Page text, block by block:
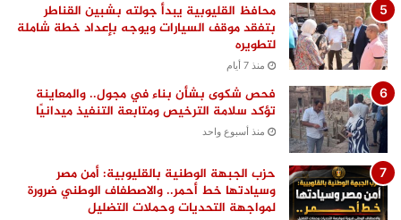
محافظ القليوبية يبدأ جولته بشبين القناطر
بتفقد موقف السيارات ويوجه بإعداد خطة شاملة
لتطويره
منذ 7 أيام
فحص شكوى بشأن بناء في مجول.. والمعاينة
تؤكد سلامة الترخيص ومتابعة التنفيذ ميدانيًا
منذ أسبوع واحد
حزب الجبهة الوطنية بالقليوبية: أمن مصر
وسيادتها خط أحمر.. والاصطفاف الوطني ضرورة
لمواجهة التحديات وحملات التضليل